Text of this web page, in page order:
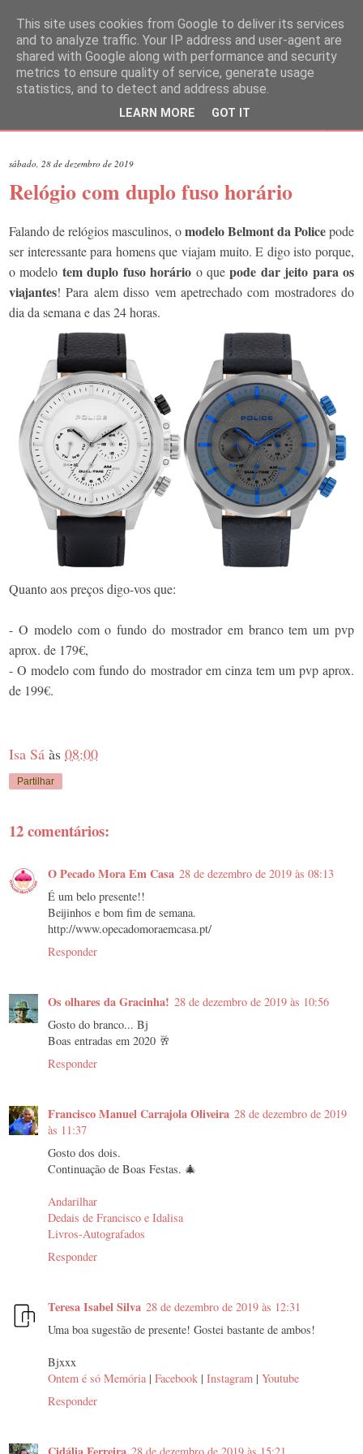
sábado, 28 de dezembro de 2019
Relógio com duplo fuso horário
Falando de relógios masculinos, omodelo Belmont da Policepode
ser interessante para homens que viajam muito. E digo isto porque,
o modelo tem duplo fuso horário o quepode dar jeito para os
viajantes! Para alem disso vem apetrechado com mostradores do
dia da semana e das 24 horas.
Quanto aos preços digo-vos que:
- O modelo com o fundo do mostrador em branco tem um pvp
aprox. de 179€,
- O modelo com fundo do mostrador em cinza tem um pvp aprox.
de 199€.
Isa Sá às 08:00
Partilhar
12 comentários:
O Pecado Mora Em Casa 28 de dezembro de 2019 às 08:13
É um belo presente!!
Beijinhos e bom fim de semana.
http://www.opecadomoraemcasa.pt/
Responder
Os olhares da Gracinha! 28 de dezembro de 2019 às 10:56
Gosto do branco... Bj
Boas entradas em 2020 🥂
Responder
Francisco Manuel Carrajola Oliveira 28 de dezembro de 2019
às 11:37
Gosto dos dois.
Continuação de Boas Festas. 🎄
Andarilhar
Dedais de Francisco e Idalisa
Livros-Autografados
Responder
Teresa Isabel Silva 28 de dezembro de 2019 às 12:31
Uma boa sugestão de presente! Gostei bastante de ambos!
Bjxxx
Ontem é só Memória | Facebook | Instagram | Youtube
Responder
This site uses cookies from Google to deliver its services
and to analyze traffic. Your IP address and user-agent are
shared with Google along with performance and security
metrics to ensure quality of service, generate usage
statistics, and to detect and address abuse.
LEARN MORE GOT IT